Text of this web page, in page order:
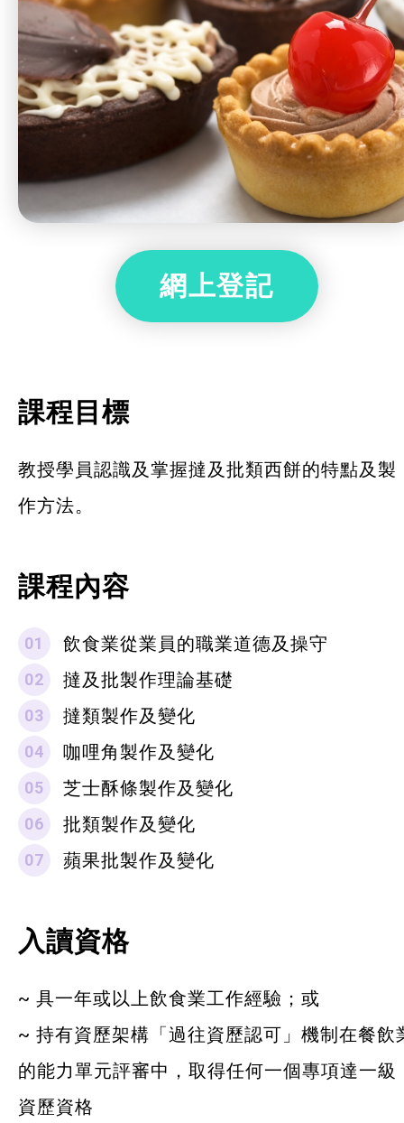
網上登記
課程目標
教授學員認識及掌握撻及批類西餅的特點及製
作方法。
課程內容
飲食業從業員的職業道德及操守
撻及批製作理論基礎
撻類製作及變化
咖哩角製作及變化
芝士酥條製作及變化
批類製作及變化
蘋果批製作及變化
入讀資格
~ 具一年或以上飲食業工作經驗；或
~ 持有資歷架構「過往資歷認可」機制在餐飲
的能力單元評審中，取得任何一個專項達一級
資歷資格